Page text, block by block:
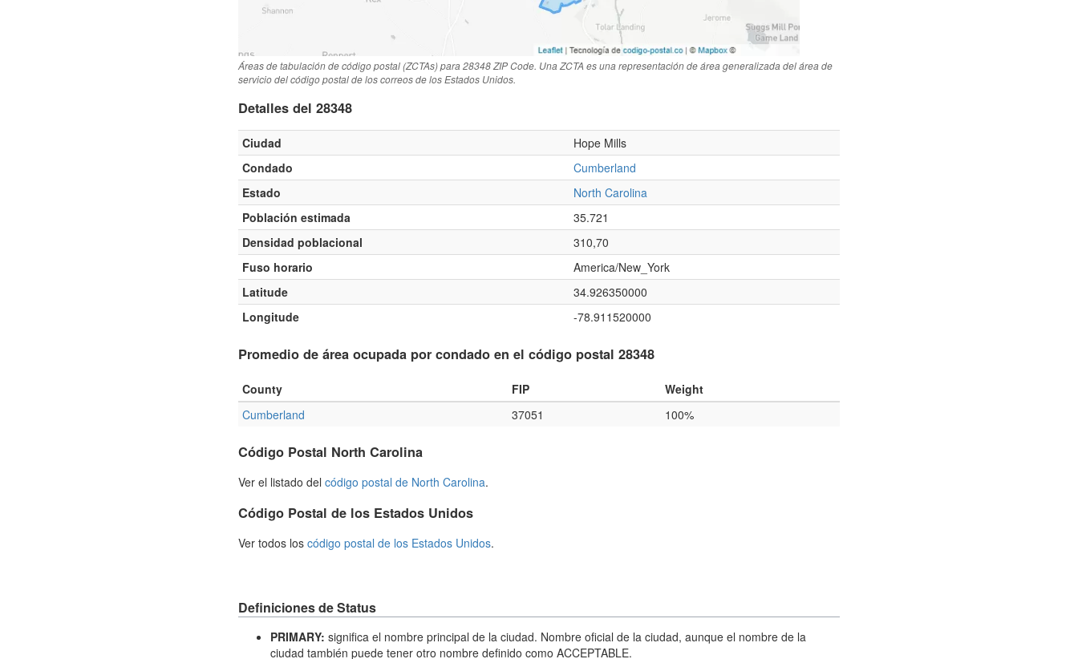
Áreas de tabulación de código postal (ZCTAs) para 28348 ZIP Code. Una ZCTA es una representación de área generalizada del área de
servicio del código postal de los correos de los Estados Unidos.
Detalles del 28348
Ciudad
Hope Mills
Condado
Cumberland
Estado
North Carolina
Población estimada
35.721
Densidad poblacional
310,70
Fuso horario
America/New_York
Latitude
34.926350000
Longitude
-78.911520000
Promedio de área ocupada por condado en el código postal 28348
County FIP
Weight
Cumberland
37051 100%
Código Postal North Carolina
Ver el listado del código postal de North Carolina.
Código Postal de los Estados Unidos
Ver todos los código postal de los Estados Unidos.
Definiciones de Status
PRIMARY: significa el nombre principal de la ciudad. Nombre oficial de la ciudad, aunque el nombre de la
ciudad también puede tener otro nombre definido como ACCEPTABLE.